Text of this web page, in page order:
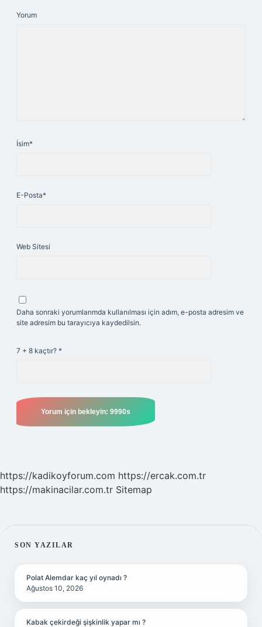
Yorum
İsim*
E-Posta*
Web Sitesi
Daha sonraki yorumlarımda kullanılması için adım, e-posta adresim ve
site adresim bu tarayıcıya kaydedilsin.
7 + 8 kaçtır? *
https://kadikoyforum.com https://ercak.com.tr
https://makinacilar.com.tr Sitemap
SIDEBAR
SON YAZILAR
Polat Alemdar kaç yıl oynadı ?
Ağustos 10, 2026
Kabak çekirdeği şişkinlik yapar mı ?